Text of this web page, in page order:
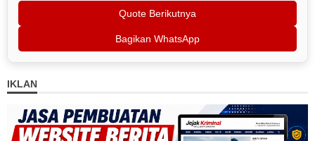
Quote Berikutnya
Bagikan WhatsApp
IKLAN